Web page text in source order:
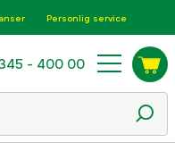
Personlig service
- 400 00